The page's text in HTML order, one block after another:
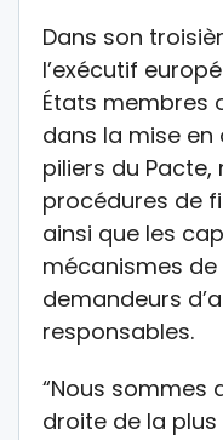
Dans son
l’exécutif
États membres
dans la mise
piliers du
procédures de
ainsi que les
mécanismes
demandeurs
responsables.
“Nous sommes
droite de la